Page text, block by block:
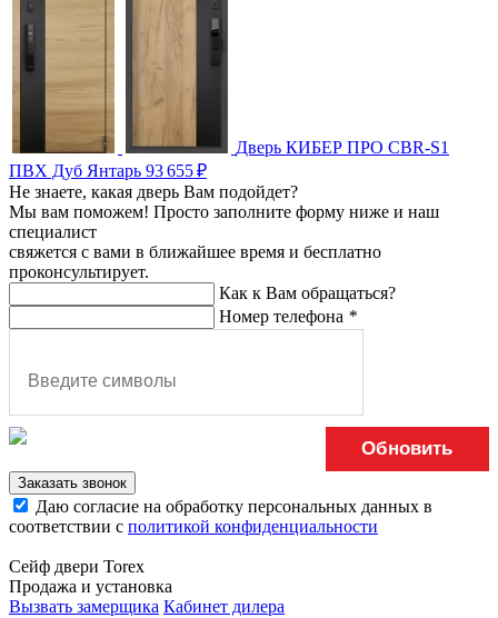
Дверь КИБЕР ПРО CBR-S1
ПВХ Дуб Янтарь 93 655₽
Не знаете, какая дверь Вам подойдет?
Мы вам поможем! Просто заполните форму ниже и наш
специалист
свяжется с вами в ближайшее время и бесплатно
проконсультирует.
Как к Вам обращаться?
Номер телефона *
Обновить
Заказать звонок
Даю согласие на обработку персональных данных в
соответствии с политикой конфиденциальности
Сейф двери Torex
Продажа и установка
Вызвать замерщика Кабинет дилера